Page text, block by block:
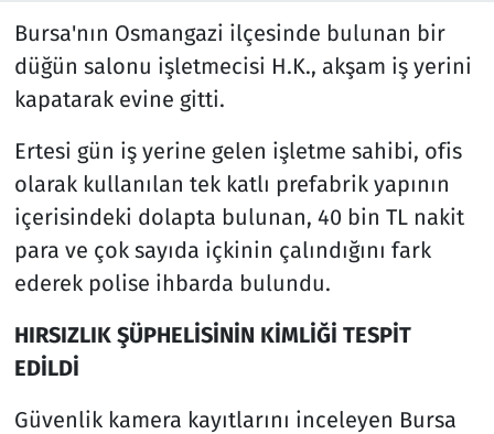
Bursa'nın Osmangazi ilçesinde bulunan bir
düğün salonu işletmecisi H.K., akşam iş yerini
kapatarak evine gitti.
Ertesi gün iş yerine gelen işletme sahibi, ofis
olarak kullanılan tek katlı prefabrik yapının
içerisindeki dolapta bulunan, 40 bin TL nakit
para ve çok sayıda içkinin çalındığını fark
ederek polise ihbarda bulundu.
HIRSIZLIK ŞÜPHELİSİNİN KİMLİĞİ TESPİT
EDİLDİ
Güvenlik kamera kayıtlarını inceleyen Bursa
Teknoloji ve Bilim